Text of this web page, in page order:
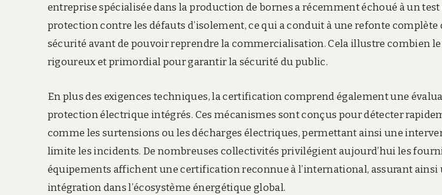
entreprise spécialisée dans la production de bornes a récemment échoué à un
protection contre les défauts d’isolement, ce qui a conduit à une refonte complète
sécurité avant de pouvoir reprendre la commercialisation. Cela illustre combien le
rigoureux et primordial pour garantir la sécurité du public.
En plus des exigences techniques, la certification comprend également une
protection électrique intégrés. Ces mécanismes sont conçus pour détecter
comme les surtensions ou les décharges électriques, permettant ainsi une
limite les incidents. De nombreuses collectivités privilégient aujourd’hui les
équipements affichent une certification reconnue à l’international, assurant ainsi
intégration dans l’écosystème énergétique global.